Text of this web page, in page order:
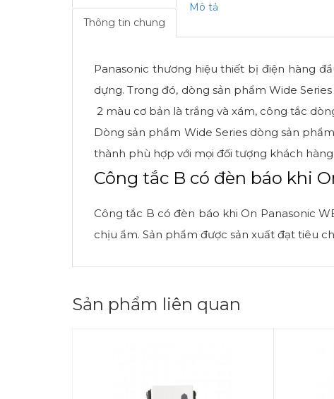
Thông tin chung
Mô tả
Panasonic thương hiệu thiết bị điện hàng
dựng. Trong đó, dòng sản phẩm Wide
2 màu cơ bản là trắng và xám, công tắc
Dòng sản phẩm Wide Series dòng sản
thành phù hợp với mọi đối tượng khách
Công tắc B có đèn báo khi
Công tắc B có đèn báo khi On Panasonic
chịu ẩm. Sản phẩm được sản xuất đạt tiêu
Sản phẩm liên quan